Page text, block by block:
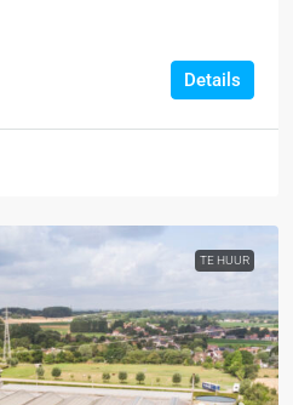
Details
TE HUUR